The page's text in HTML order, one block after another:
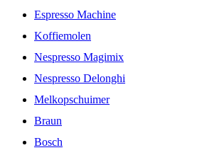
Espresso Machine
Koffiemolen
Nespresso Magimix
Nespresso Delonghi
Melkopschuimer
Braun
Bosch